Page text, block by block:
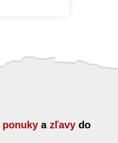
ponuky a zľavy do